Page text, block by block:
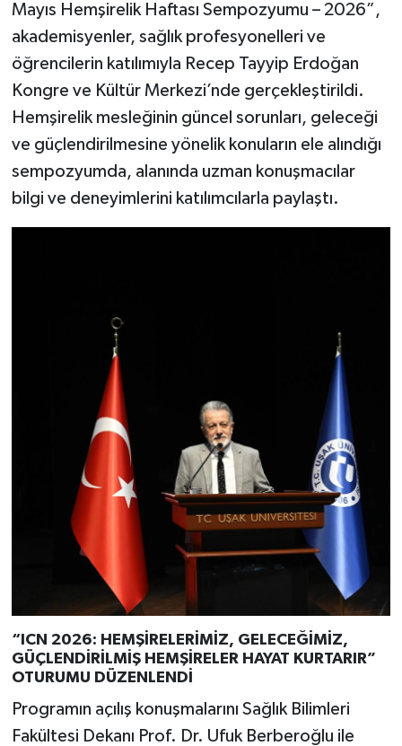
Mayıs Hemşirelik Haftası Sempozyumu – 2026”,
akademisyenler, sağlık profesyonelleri ve
öğrencilerin katılımıyla Recep Tayyip Erdoğan
Kongre ve Kültür Merkezi’nde gerçekleştirildi.
Hemşirelik mesleğinin güncel sorunları, geleceği
ve güçlendirilmesine yönelik konuların ele alındığı
sempozyumda, alanında uzman konuşmacılar
bilgi ve deneyimlerini katılımcılarla paylaştı.
“ICN 2026: HEMŞİRELERİMİZ, GELECEĞİMİZ,
GÜÇLENDİRİLMİŞ HEMŞİRELER HAYAT KURTARIR”
OTURUMU DÜZENLENDİ
Programın açılış konuşmalarını Sağlık Bilimleri
Fakültesi Dekanı Prof. Dr. Ufuk Berberoğlu ile